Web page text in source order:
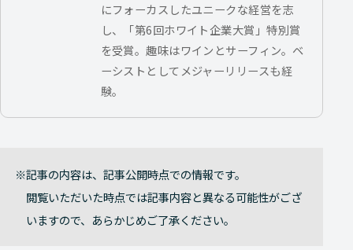
にフォーカスしたユニークな経営を志
し、「第6回ホワイト企業大賞」特別賞
を受賞。趣味はワインとサーフィン。ベ
ーシストとしてメジャーリリースも経
験。
記事の内容は、記事公開時点での情報です。
閲覧いただいた時点では記事内容と異なる可能性がござ
いますので、あらかじめご了承ください。